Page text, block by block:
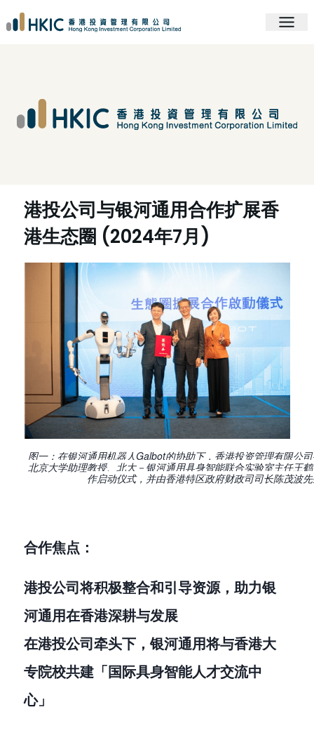
港投公司与银河通用合作扩展香
港生态圈 (2024年7月)
图一：在银河通用机器人Galbot的协助下，香港投资管理有限公
北京大学助理教授、北大－银河通用具身智能联合实验室主任王
作启动仪式，并由香港特区政府财政司司长陈茂波
合作焦点：
港投公司将积极整合和引导资源，助力银
河通用在香港深耕与发展
在港投公司牵头下，银河通用将与香港大
专院校共建「国际具身智能人才交流中
心」